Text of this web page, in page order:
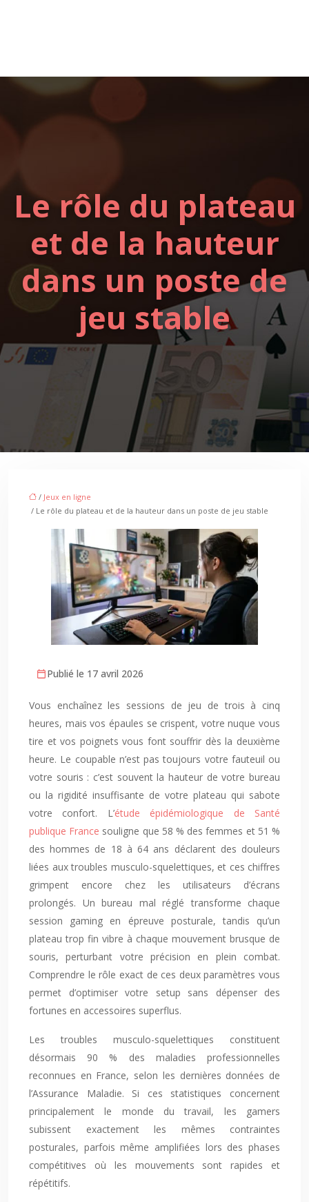
Le rôle du plateau
et de la hauteur
dans un poste de
jeu stable
/ Jeux en ligne
/ Le rôle du plateau et de la hauteur dans un poste de jeu stable
Publié le 17 avril 2026
Vous enchaînez les sessions de jeu de trois à cinq
heures, mais vos épaules se crispent, votre nuque vous
tire et vos poignets vous font souffrir dès la deuxième
heure. Le coupable n’est pas toujours votre fauteuil ou
votre souris : c’est souvent la hauteur de votre bureau
ou la rigidité insuffisante de votre plateau qui sabote
votre confort. L’étude épidémiologique de Santé
publique France souligne que 58 % des femmes et 51 %
des hommes de 18 à 64 ans déclarent des douleurs
liées aux troubles musculo-squelettiques, et ces chiffres
grimpent encore chez les utilisateurs d’écrans
prolongés. Un bureau mal réglé transforme chaque
session gaming en épreuve posturale, tandis qu’un
plateau trop fin vibre à chaque mouvement brusque de
souris, perturbant votre précision en plein combat.
Comprendre le rôle exact de ces deux paramètres vous
permet d’optimiser votre setup sans dépenser des
fortunes en accessoires superflus.
Les troubles musculo-squelettiques constituent
désormais 90 % des maladies professionnelles
reconnues en France, selon les dernières données de
l’Assurance Maladie. Si ces statistiques concernent
principalement le monde du travail, les gamers
subissent exactement les mêmes contraintes
posturales, parfois même amplifiées lors des phases
compétitives où les mouvements sont rapides et
répétitifs.